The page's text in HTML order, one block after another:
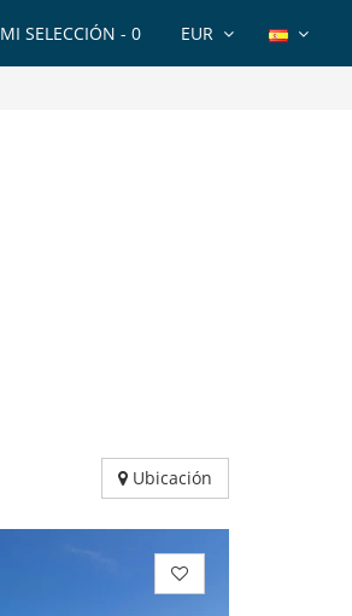
EUR
MI SELECCIÓN - 0
Ubicación